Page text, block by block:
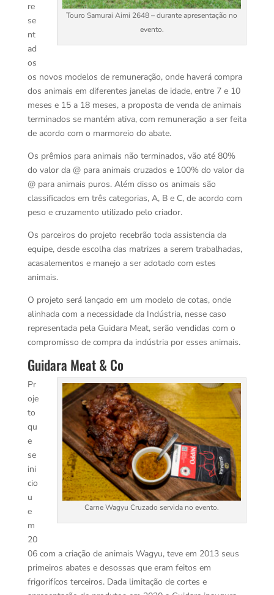
Touro Samurai Aimi 2648 – durante apresentação no
evento.
re
se
nt
ad
os
os novos modelos de remuneração, onde haverá compra
dos animais em diferentes janelas de idade, entre 7 e 10
meses e 15 a 18 meses, a proposta de venda de animais
terminados se mantém ativa, com remuneração a ser feita
de acordo com o marmoreio do abate.
Os prêmios para animais não terminados, vão até 80%
do valor da @ para animais cruzados e 100% do valor da
@ para animais puros. Além disso os animais são
classificados em três categorias, A, B e C, de acordo com
peso e cruzamento utilizado pelo criador.
Os parceiros do projeto recebrão toda assistencia da
equipe, desde escolha das matrizes a serem trabalhadas,
acasalementos e manejo a ser adotado com estes
animais.
O projeto será lançado em um modelo de cotas, onde
alinhada com a necessidade da Indústria, nesse caso
representada pela Guidara Meat, serão vendidas com o
compromisso de compra da indústria por esses animais.
Guidara Meat & Co
Carne Wagyu Cruzado servida no evento.
Pr
oje
to
qu
e
se
ini
cio
u
e
m
20
06 com a criação de animais Wagyu, teve em 2013 seus
primeiros abates e desossas que eram feitos em
frigorifícos terceiros. Dada limitação de cortes e